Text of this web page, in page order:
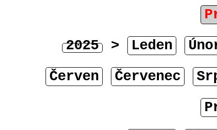
2025 > Leden
Červen
Červenec